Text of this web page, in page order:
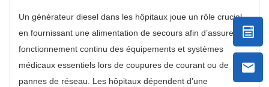
Un générateur diesel dans les hôpitaux joue un rôle crucial
en fournissant une alimentation de secours afin d’assurer le
fonctionnement continu des équipements et systèmes
médicaux essentiels lors de coupures de courant ou de
pannes de réseau. Les hôpitaux dépendent d’une